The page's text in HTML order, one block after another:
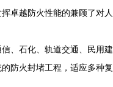
卓越防火性能的兼顾了对人
、石化、轨道交通、民用建
防火封堵工程，适应多种复